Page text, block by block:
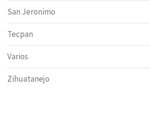
San Jeronimo
Tecpan
Varios
Zihuatanejo